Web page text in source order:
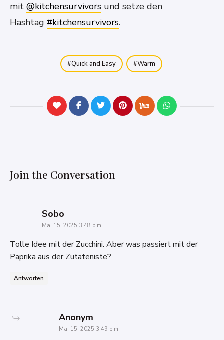
mit @kitchensurvivors und setze den
Hashtag #kitchensurvivors.
Quick and Easy Warm
Join the Conversation
Sobo
Mai 15, 2025 3:48 p.m.
Tolle Idee mit der Zucchini. Aber was passiert mit der
Paprika aus der Zutateniste?
Antworten
Anonym
Mai 15, 2025 3:49 p.m.